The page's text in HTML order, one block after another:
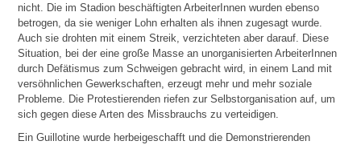
nicht. Die im Stadion beschäftigten ArbeiterInnen wurden ebenso
betrogen, da sie weniger Lohn erhalten als ihnen zugesagt wurde.
Auch sie drohten mit einem Streik, verzichteten aber darauf. Diese
Situation, bei der eine große Masse an unorganisierten ArbeiterInnen
durch Defätismus zum Schweigen gebracht wird, in einem Land mit
versöhnlichen Gewerkschaften, erzeugt mehr und mehr soziale
Probleme. Die Protestierenden riefen zur Selbstorganisation auf, um
sich gegen diese Arten des Missbrauchs zu verteidigen.
Ein Guillotine wurde herbeigeschafft und die Demonstrierenden